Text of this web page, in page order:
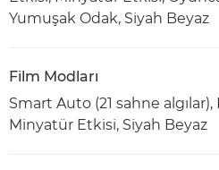
Yumuşak Odak, Siyah Beyaz
Film Modları
Smart Auto (21 sahne
Minyatür Etkisi, Siyah Beyaz